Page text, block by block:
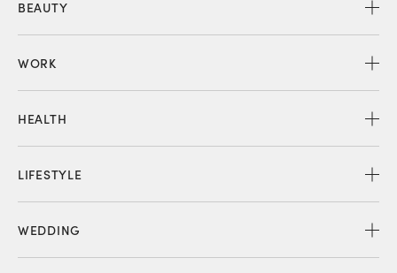
BEAUTY
WORK
HEALTH
LIFESTYLE
WEDDING